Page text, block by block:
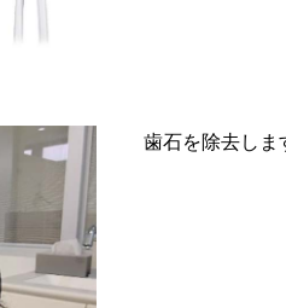
歯石を除去しま